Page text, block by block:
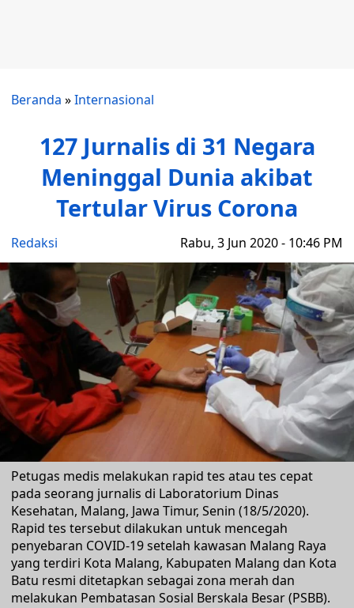
Beranda »Internasional
127 Jurnalis di 31 Negara
Meninggal Dunia akibat
Tertular Virus Corona
Redaksi Rabu, 3 Jun 2020 - 10:46 PM
Petugas medis melakukan rapid tes atau tes cepat
pada seorang jurnalis di Laboratorium Dinas
Kesehatan, Malang, Jawa Timur, Senin (18/5/2020).
Rapid tes tersebut dilakukan untuk mencegah
penyebaran COVID-19 setelah kawasan Malang Raya
yang terdiri Kota Malang, Kabupaten Malang dan Kota
Batu resmi ditetapkan sebagai zona merah dan
melakukan Pembatasan Sosial Berskala Besar (PSBB).